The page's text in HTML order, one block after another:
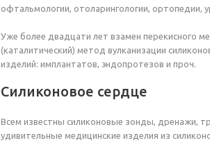
офтальмологии, отоларингологии, ортопедии,
Уже более двадцати лет взамен перекисного
(каталитический) метод вулканизации
изделий: имплантатов, эндопротезов и проч.
Силиконовое сердце
Всем известны силиконовые зонды, дренажи,
удивительные медицинские изделия из